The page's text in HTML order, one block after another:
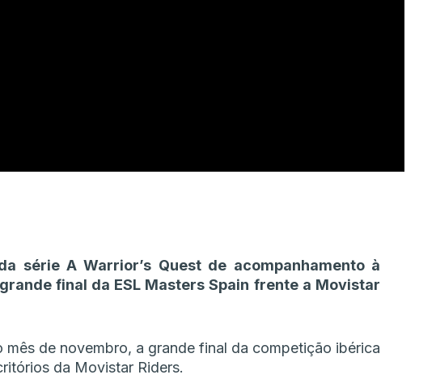
série A Warrior’s Quest de acompanhamento à
final da ESL Masters Spain frente a Movistar
mês de novembro, a grande final da competição ibérica
da Movistar Riders.